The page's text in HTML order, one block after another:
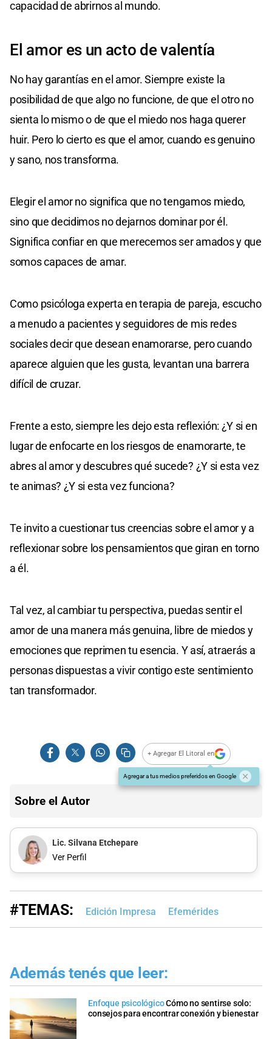
capacidad de abrirnos al mundo.
El amor es un acto de valentía
No hay garantías en el amor. Siempre existe la
posibilidad de que algo no funcione, de que el otro no
sienta lo mismo o de que el miedo nos haga querer
huir. Pero lo cierto es que el amor, cuando es genuino
y sano, nos transforma.
Elegir el amor no significa que no tengamos miedo,
sino que decidimos no dejarnos dominar por él.
Significa confiar en que merecemos ser amados y que
somos capaces de amar.
Como psicóloga experta en terapia de pareja, escucho
a menudo a pacientes y seguidores de mis redes
sociales decir que desean enamorarse, pero cuando
aparece alguien que les gusta, levantan una barrera
difícil de cruzar.
Frente a esto, siempre les dejo esta reflexión: ¿Y si en
lugar de enfocarte en los riesgos de enamorarte, te
abres al amor y descubres qué sucede? ¿Y si esta vez
te animas? ¿Y si esta vez funciona?
Te invito a cuestionar tus creencias sobre el amor y a
reflexionar sobre los pensamientos que giran en torno
a él.
Tal vez, al cambiar tu perspectiva, puedas sentir el
amor de una manera más genuina, libre de miedos y
emociones que reprimen tu esencia. Y así, atraerás a
personas dispuestas a vivir contigo este sentimiento
tan transformador.
+ Agregar El Litoral en
Agregar a tus medios preferidos en Google
Sobre el Autor
Lic. Silvana Etchepare
Ver Perfil
#TEMAS: Edición Impresa Efemérides
Además tenés que leer:
Enfoque psicológicoCómo no sentirse solo:
consejos para encontrar conexión y bienestar